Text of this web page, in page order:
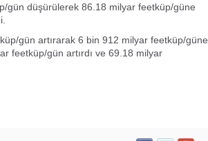
gün düşürülerek 86.18 milyar feetküp/güne
gün artırarak 6 bin 912 milyar feetküp/güne
feetküp/gün artırdı ve 69.18 milyar